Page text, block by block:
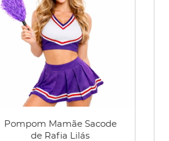
Pompom Mamãe Sacode
de Rafia Lilás